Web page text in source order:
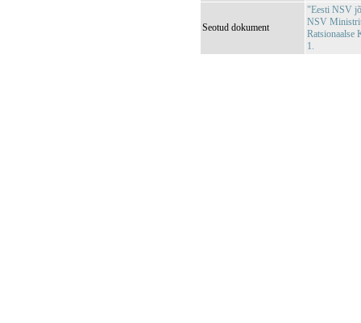
Seotud dokument
"Eesti NSV
NSV
Ratsionaalse
1.